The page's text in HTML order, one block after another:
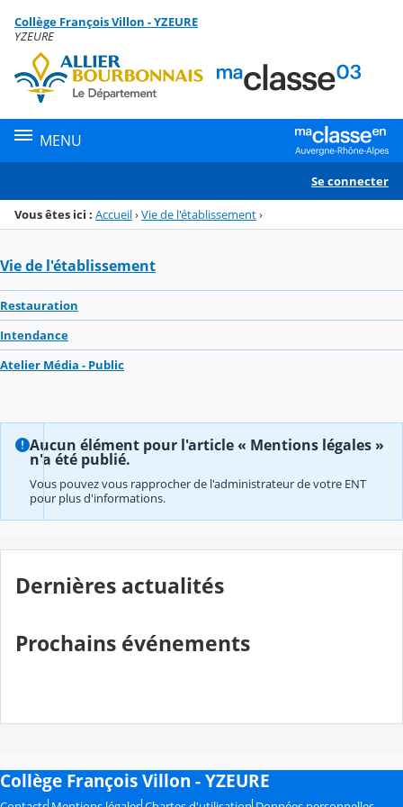
Menu de la rubrique
Contenu
Collège François Villon - YZEURE
YZEURE
MENU
Se connecter
Vous êtes ici : Accueil›Vie de l'établissement›
Vie de l'établissement
Restauration
Intendance
Atelier Média - Public
Aucun élément pour l'article « Mentions légales »
n'a été publié.
Vous pouvez vous rapprocher de l'administrateur de votre ENT
pour plus d'informations.
Dernières actualités
Prochains événements
Collège François Villon - YZEURE